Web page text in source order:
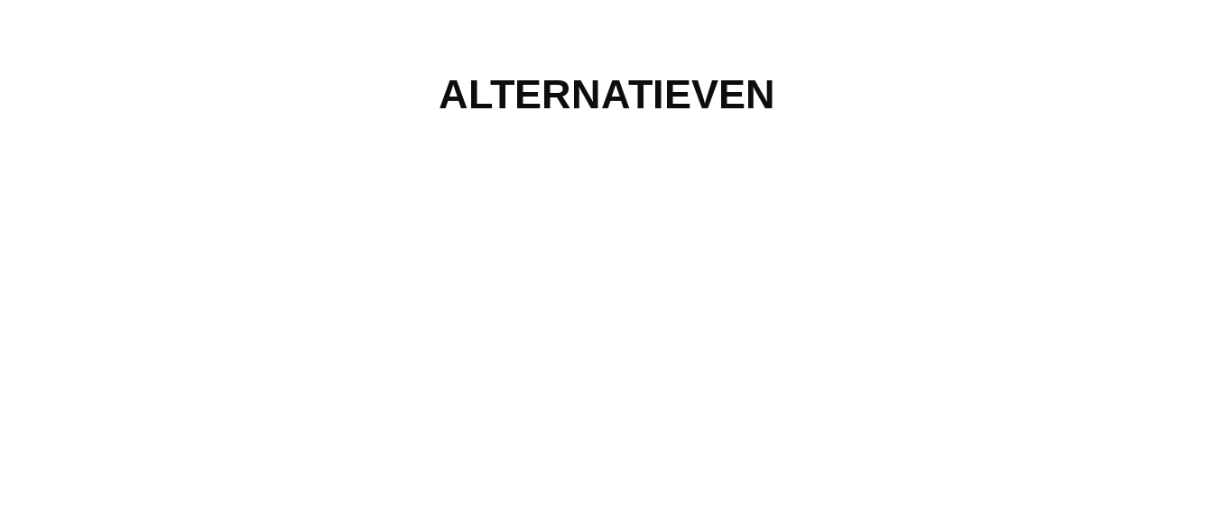
ALTERNATIEVEN